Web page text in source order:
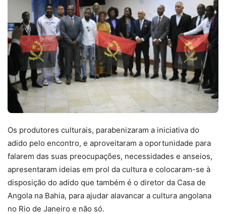
Os produtores culturais, parabenizaram a iniciativa do
adido pelo encontro, e aproveitaram a oportunidade para
falarem das suas preocupações, necessidades e anseios,
apresentaram ideias em prol da cultura e colocaram-se à
disposição do adido que também é o diretor da Casa de
Angola na Bahia, para ajudar alavancar a cultura angolana
no Rio de Janeiro e não só.